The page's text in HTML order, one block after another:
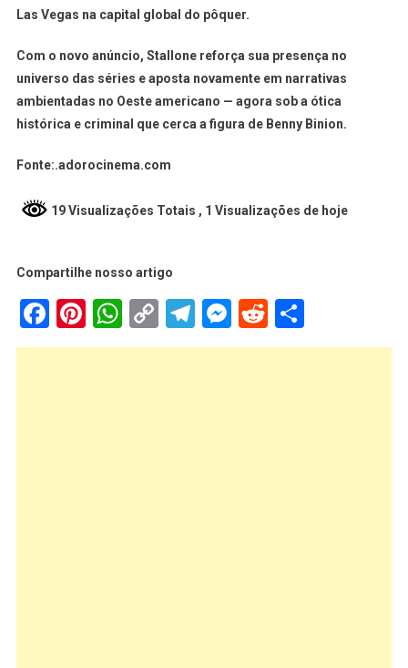
Las Vegas na capital global do pôquer.
Com o novo anúncio, Stallone reforça sua presença no
universo das séries e aposta novamente em narrativas
ambientadas no Oeste americano — agora sob a ótica
histórica e criminal que cerca a figura de Benny Binion.
Fonte:.adorocinema.com
19 Visualizações Totais , 1 Visualizações de hoje
Compartilhe nosso artigo
Facebook
Pinterest
WhatsApp
Copy
Link
Telegram
Messenger
Reddit
Share